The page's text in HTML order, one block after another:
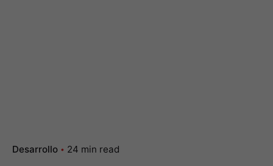
Desarrollo 24 min read